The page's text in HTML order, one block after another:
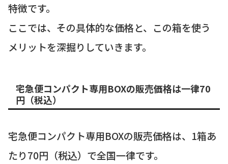
特徴です。
ここでは、その具体的な価格と、この箱を使う
メリットを深掘りしていきます。
宅急便コンパクト専用BOXの販売価格は一律70
円（税込）
宅急便コンパクト専用BOXの販売価格は、1箱あ
たり70円（税込）で全国一律です。